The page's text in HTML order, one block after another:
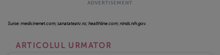
Surse: medicinenet.com; sanatateatv.ro; healthline.com; ninds.nih.gov.
ARTICOLUL URMATOR